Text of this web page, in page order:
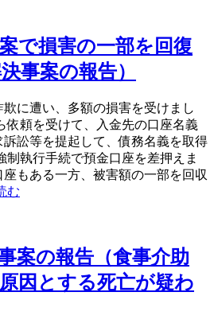
で損害の一部を回復
事案の報告）
に遭い、多額の損害を受けまし
頼を受けて、入金先の口座名義
訴訟等を提起して、債務名義を取得
執行手続で預金口座を差押えま
もある一方、被害額の一部を回収
む
案の報告（食事介助
因とする死亡が疑わ